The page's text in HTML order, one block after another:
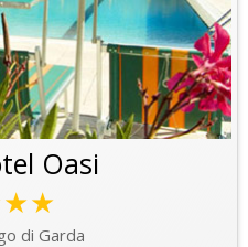
Oasi
di Garda